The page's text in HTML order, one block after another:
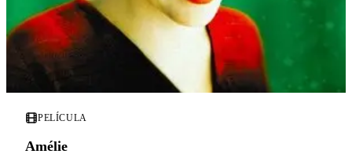
PELÍCULA
Amélie